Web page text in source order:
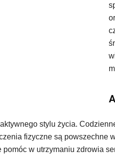
aktywnego stylu życia.
fizyczne są powszechne
pomóc w utrzymaniu zdrowia